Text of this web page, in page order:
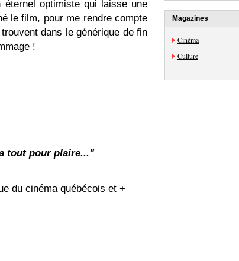
optimiste qui laisse une
le film, pour me rendre compte
dans le générique de fin
!
tout pour plaire..."
du cinéma québécois et +
Magazines
Cinéma
Culture